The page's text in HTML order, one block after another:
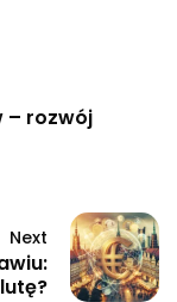
– rozwój
Next